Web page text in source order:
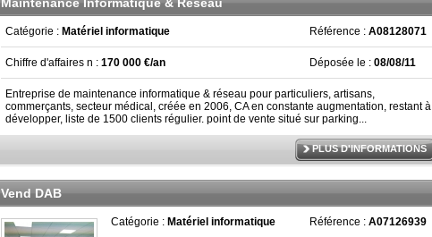
Catégorie : Matériel informatique Référence : A08128071
Chiffre d'affaires n : 170 000 €/an Déposée le : 08/08/11
Entreprise de maintenance informatique & réseau pour particuliers, artisans,
commerçants, secteur médical, créée en 2006, CA en constante augmentation, restant à
développer, liste de 1500 clients régulier. point de vente situé sur parking...
PLUS D'INFORMATIONS
Vend DAB
Catégorie : Matériel informatique Référence : A07126939